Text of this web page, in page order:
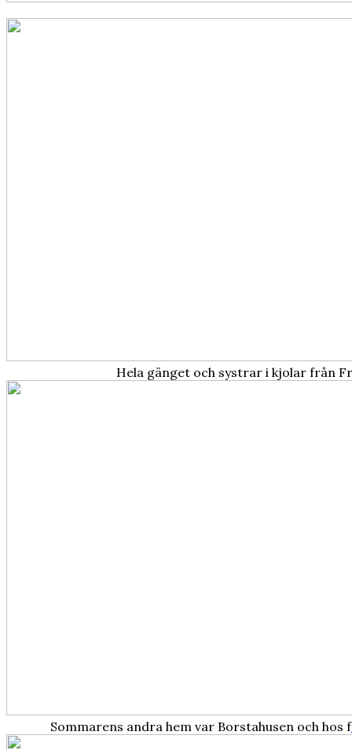
Hela gänget och systrar i kjolar från
Sommarens andra hem var Borstahusen och hos f